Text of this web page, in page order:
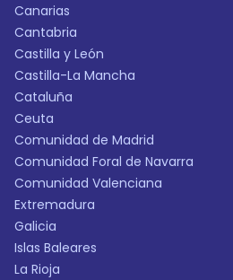
Canarias
Cantabria
Castilla y León
Castilla-La Mancha
Cataluña
Ceuta
Comunidad de Madrid
Comunidad Foral de Navarra
Comunidad Valenciana
Extremadura
Galicia
Islas Baleares
La Rioja